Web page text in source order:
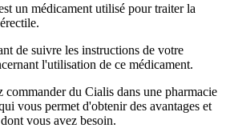
un médicament utilisé pour traiter la
de suivre les instructions de votre
l'utilisation de ce médicament.
commander du Cialis dans une pharmacie
vous permet d'obtenir des avantages et
vous avez besoin.